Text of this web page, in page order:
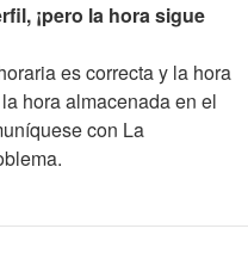
¡pero la hora sigue
es correcta y la hora
hora almacenada en el
con La